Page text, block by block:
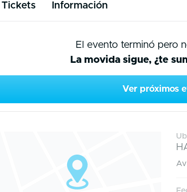
Tickets Información
El evento terminó pero
La movida sigue, ¿te
Ver próximos